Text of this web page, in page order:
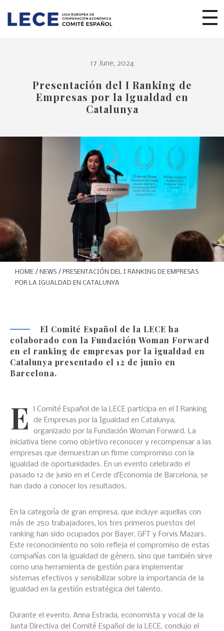
17 June, 2024
Presentación del I Ranking de
Empresas por la Igualdad en
Catalunya
HOME / NEWS / PRESENTACIÓN DEL I RANKING DE EMPRESAS
POR LA IGUALDAD EN CATALUNYA
El Comité Español de la LECE ha
colaborado con la Fundación Woman Forward
en el ranking de empresas por la igualdad en
Catalunya presentado el 12 de junio en
Barcelona.
E
l Comité Español de la LECE participa en el I Ranking
de Empresas por la Igualdad en Catalunya,
organizado por la Fundación Woman Forward. La
iniciativa tiene como objetivo reconocer y recompensar a las
empresas que demuestran un firme compromiso con la
igualdad de oportunidades. En un evento celebrado el
pasado 12 de junio en el Cercle d’Economia de Barcelona, se
han dado a conocer los resultados.
En la categoría de gran empresa, que incluye aquellas con
más de 250 trabajadores, los tres primeros puestos del
ranking han sido ocupados por Bayer, GFT y Forvis Mazars.
Este reconocimiento no solo refleja el compromiso de estas
compañías con la igualdad de género, sino que también sirve
como una herramienta de gestión para implementar
sistemas efectivos y sensibilizar sobre la importancia de la
igualdad en la gestión estratégica del talento.
Durante el evento, Anna Estrada, economista y vocal de la
Junta Directiva del Comité Español de la LECE, condujo el